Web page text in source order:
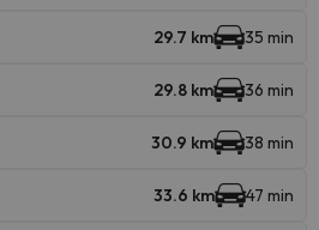
29.7 km 35 min
29.8 km 36 min
30.9 km 38 min
33.6 km 47 min